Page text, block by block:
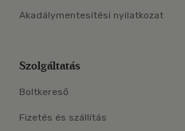
Akadálymentesítési nyilatkozat
Szolgáltatás
Boltkereső
Fizetés és szállítás